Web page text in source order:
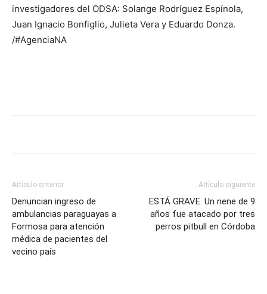
investigadores del ODSA: Solange Rodríguez Espínola,
Juan Ignacio Bonfiglio, Julieta Vera y Eduardo Donza.
/#AgenciaNA
Artículo anterior
Denuncian ingreso de
ambulancias paraguayas a
Formosa para atención
médica de pacientes del
vecino país
Artículo siguiente
ESTÁ GRAVE. Un nene de 9
años fue atacado por tres
perros pitbull en Córdoba